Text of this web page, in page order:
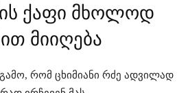
ქაფი მხოლოდ
მიიღება
გამო, რომ ცხიმიანი რძე ადვილად